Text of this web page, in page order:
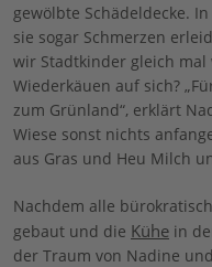
gewölbte Schädeldecke.
sie sogar Schmerzen
wir Stadtkinder gleich mal
Wiederkäuen auf sich?
zum Grünland“, erklärt
Wiese sonst nichts
aus Gras und Heu Milch
Nachdem alle
gebaut und die Kühe in
der Traum von Nadine